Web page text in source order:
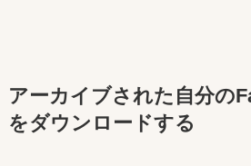
アーカイブされた自分の
をダウンロードする